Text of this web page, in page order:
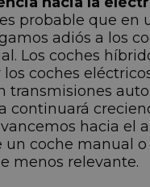
probable que en
adiós a los
Los coches
coches
transmisiones
continuará
hacia el
un coche manual
menos relevante.